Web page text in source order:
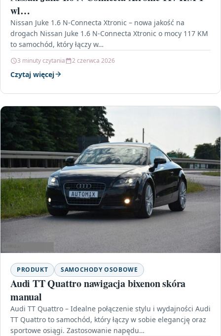
wl…
Nissan Juke 1.6 N-Connecta Xtronic – nowa jakość na
drogach Nissan Juke 1.6 N-Connecta Xtronic o mocy 117 KM
to samochód, który łączy w…
3 minuty czytania 2 czerwca 2026
Czytaj więcej
PRODUKT SAMOCHODY OSOBOWE
Audi TT Quattro nawigacja bixenon skóra
manual
Audi TT Quattro – Idealne połączenie stylu i wydajności Audi
TT Quattro to samochód, który łączy w sobie elegancję oraz
sportowe osiągi. Zastosowanie napędu…